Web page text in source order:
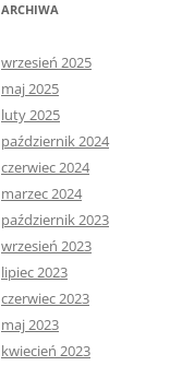
ARCHIWA
wrzesień 2025
maj 2025
luty 2025
październik 2024
czerwiec 2024
marzec 2024
październik 2023
wrzesień 2023
lipiec 2023
czerwiec 2023
maj 2023
kwiecień 2023